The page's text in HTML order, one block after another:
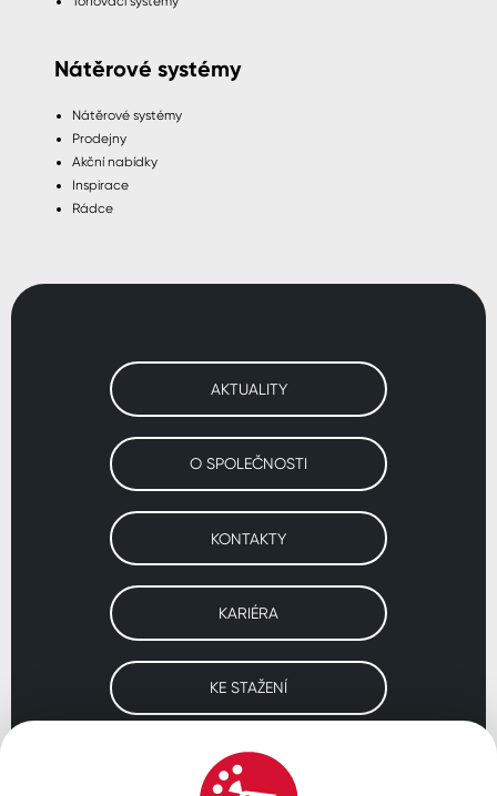
Nátěrové systémy
Nátěrové systémy
Prodejny
Akční nabídky
Inspirace
Rádce
AKTUALITY
O SPOLEČNOSTI
KONTAKTY
KARIÉRA
KE STAŽENÍ
Navštivte naše pobočky